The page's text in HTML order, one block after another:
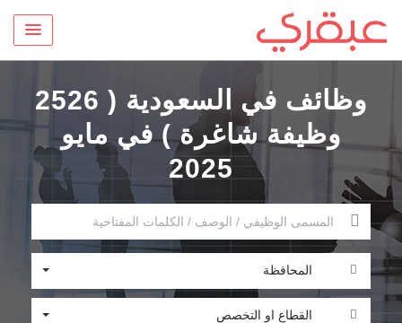
وظائف في السعودية ( 2526
وظيفة شاغرة ) في مايو
2025
المحافظة
القطاع او التخصص